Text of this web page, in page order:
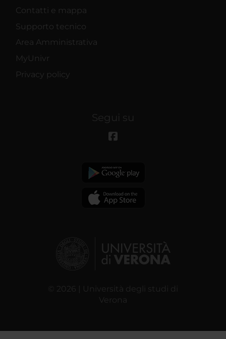
Contatti e mappa
Supporto tecnico
Area Amministrativa
MyUnivr
Privacy policy
Segui su
© 2026 | Università degli studi di
Verona